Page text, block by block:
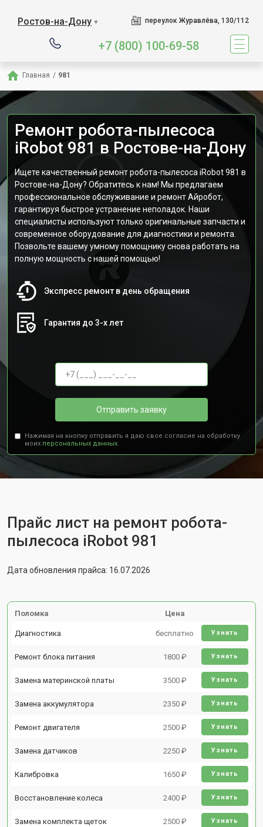
Ростов-на-Дону ▼ переулок Журавлёва, 130/112
+7 (800) 100-69-58
Главная / 981
Ремонт робота-пылесоса
iRobot 981 в Ростове-на-Дону
Ищете качественный ремонт робота-пылесоса iRobot 981 в
Ростове-на-Дону? Обратитесь к нам! Мы предлагаем
профессиональное обслуживание и ремонт Айробот,
гарантируя быстрое устранение неполадок. Наши
специалисты используют только оригинальные запчасти и
современное оборудование для диагностики и ремонта.
Позвольте вашему умному помощнику снова работать на
полную мощность с нашей помощью!
Экспресс ремонт в день обращения
Гарантия до 3-х лет
Отправить заявку
Нажимая на кнопку отправить я даю свое согласие на обработку
моих персональных данных.
Прайс лист на ремонт робота-
пылесоса iRobot 981
Дата обновления прайса: 16.07.2026
Поломка Цена
Диагностика бесплатно Узнать
Ремонт блока питания 1800 ₽ Узнать
Замена материнской платы 3500 ₽ Узнать
Замена аккумулятора 2350 ₽ Узнать
Ремонт двигателя 2500 ₽ Узнать
Замена датчиков 2250 ₽ Узнать
Калибровка 1650 ₽ Узнать
Восстановление колеса 2400 ₽ Узнать
Замена комплекта щеток 2500 ₽ Узнать